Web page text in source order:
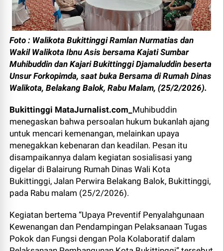
Foto : Walikota Bukittinggi Ramlan Nurmatias dan
Wakil Walikota Ibnu Asis bersama Kajati Sumbar
Muhibuddin dan Kajari Bukittinggi Djamaluddin beserta
Unsur Forkopimda, saat buka Bersama di Rumah Dinas
Walikota, Belakang Balok, Rabu Malam, (25/2/2026).
Bukittinggi MataJurnalist.com_ Muhibuddin
menegaskan bahwa persoalan hukum bukanlah ajang
untuk mencari kemenangan, melainkan upaya
menegakkan kebenaran dan keadilan. Pesan itu
disampaikannya dalam kegiatan sosialisasi yang
digelar di Balairung Rumah Dinas Wali Kota
Bukittinggi, Jalan Perwira Belakang Balok, Bukittinggi,
pada Rabu malam (25/2/2026).
Kegiatan bertema “Upaya Preventif Penyalahgunaan
Kewenangan dan Pendampingan Pelaksanaan Tugas
Pokok dan Fungsi dengan Pola Kolaboratif dalam